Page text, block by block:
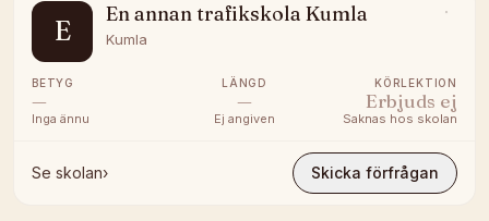
E
En annan trafikskola Kumla
Kumla
BETYG
—
Inga ännu
LÄNGD
—
Ej angiven
KÖRLEKTION
Erbjuds ej
Saknas hos skolan
Se skolan› Skicka förfrågan